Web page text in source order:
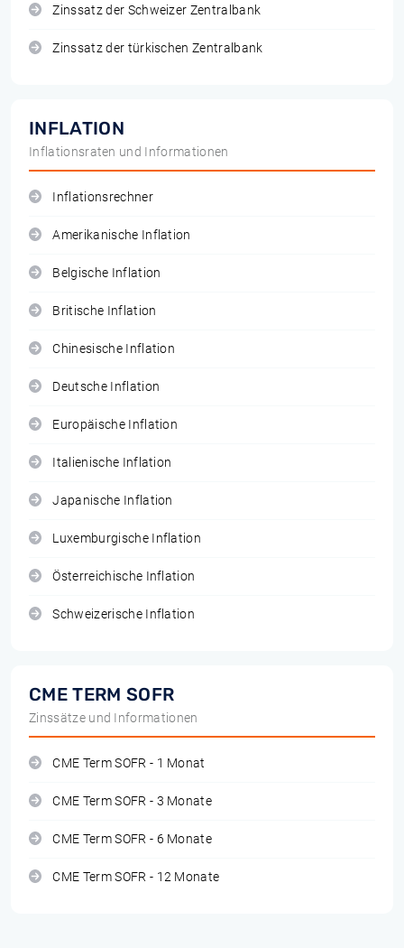
Zinssatz der Schweizer Zentralbank
Zinssatz der türkischen Zentralbank
INFLATION
Inflationsraten und Informationen
Inflationsrechner
Amerikanische Inflation
Belgische Inflation
Britische Inflation
Chinesische Inflation
Deutsche Inflation
Europäische Inflation
Italienische Inflation
Japanische Inflation
Luxemburgische Inflation
Österreichische Inflation
Schweizerische Inflation
CME TERM SOFR
Zinssätze und Informationen
CME Term SOFR - 1 Monat
CME Term SOFR - 3 Monate
CME Term SOFR - 6 Monate
CME Term SOFR - 12 Monate